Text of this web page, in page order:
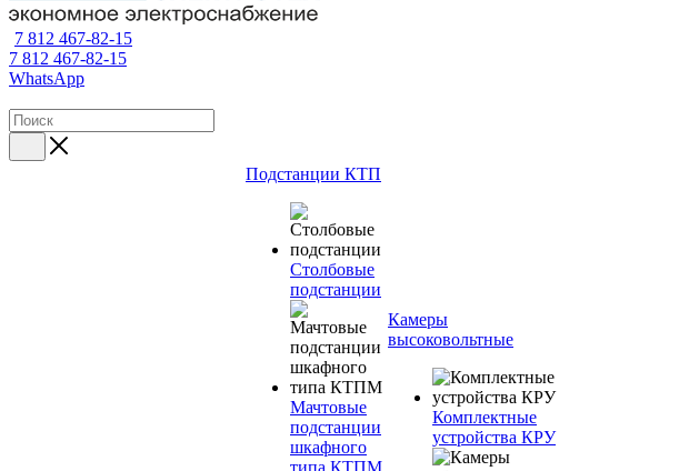
7 812 467-82-15
7 812 467-82-15
WhatsApp
Подстанции КТП
Столбовые
подстанции
Мачтовые
подстанции
шкафного
типа КТПМ
Камеры
высоковольтные
Комплектные
устройства КРУ